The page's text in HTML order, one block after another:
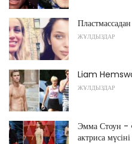
ЖҰЛДЫЗДАР
Liam
ЖҰЛДЫЗДАР
Эмма Стоун -
актриса мүсіні